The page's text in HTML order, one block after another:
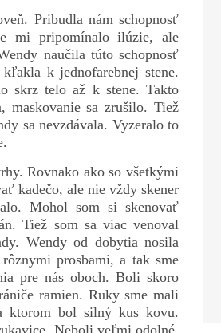
Pribudla nám schopnosť
mi pripomínalo ilúzie, ale
naučila túto schopnosť
k jednofarebnej stene.
skrz telo až k stene. Takto
maskovanie sa zrušilo. Tiež
sa nevzdávala. Vyzeralo to
Rovnako ako so všetkými
kadečo, ale nie vždy skener
Mohol som si skenovať
Tiež som sa viac venoval
Wendy od dobytia nosila
prosbami, a tak sme
pre nás oboch. Boli skoro
ramien. Ruky sme mali
ktorom bol silný kus kovu.